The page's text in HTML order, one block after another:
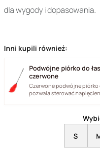
dla wygody i dopasowania.
Inni kupili również:
Podwójne piórko do
czerwone
Czerwone podwójne piórko
pozwala sterować
S